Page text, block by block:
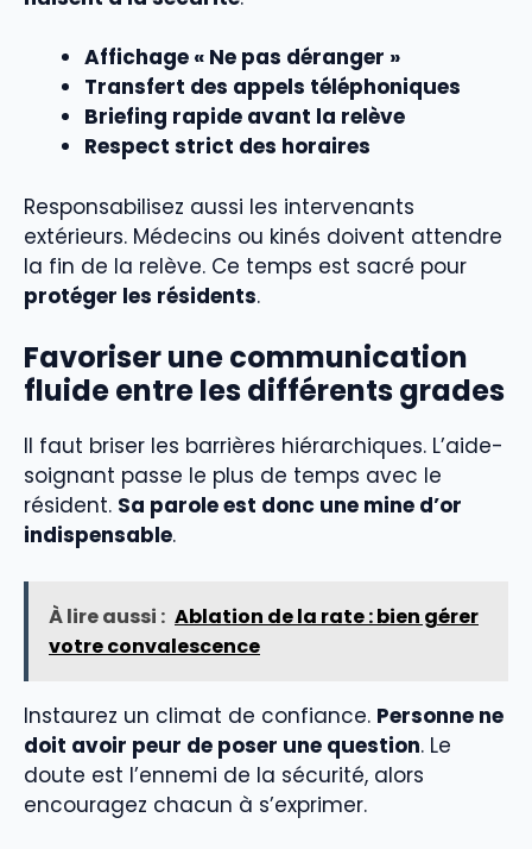
Affichage « Ne pas déranger »
Transfert des appels téléphoniques
Briefing rapide avant la relève
Respect strict des horaires
Responsabilisez aussi les intervenants
extérieurs. Médecins ou kinés doivent attendre
la fin de la relève. Ce temps est sacré pour
protéger les résidents.
Favoriser une communication
fluide entre les différents grades
Il faut briser les barrières hiérarchiques. L’aide-
soignant passe le plus de temps avec le
résident. Sa parole est donc une mine d’or
indispensable.
À lire aussi : Ablation de la rate : bien gérer
votre convalescence
Instaurez un climat de confiance. Personne ne
doit avoir peur de poser une question. Le
doute est l’ennemi de la sécurité, alors
encouragez chacun à s’exprimer.